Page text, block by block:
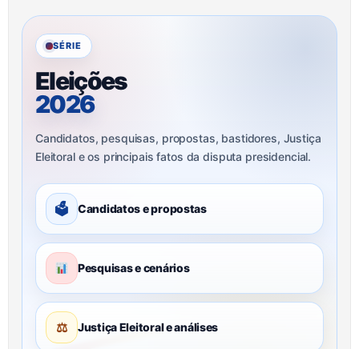
SÉRIE
Eleições
2026
Candidatos, pesquisas, propostas, bastidores, Justiça
Eleitoral e os principais fatos da disputa presidencial.
🗳 Candidatos e propostas
Pesquisas e cenários
⚖ Justiça Eleitoral e análises